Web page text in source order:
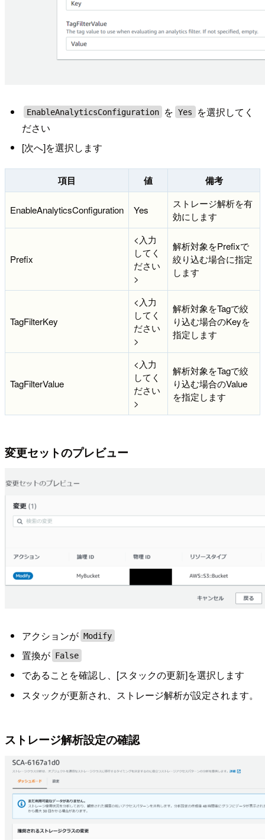
EnableAnalyticsConfiguration を Yes
を選択してく
ださい
[次へ]を選択します
項目 値 備考
EnableAnalyticsConfiguration Yes
ストレージ解析を有
効にします
Prefix
<入力
してく
ださい
>
解析対象をPrefixで
絞り込む場合に指定
します
TagFilterKey
<入力
してく
ださい
>
解析対象をTagで絞
り込む場合のKeyを
指定します
TagFilterValue
<入力
してく
ださい
>
解析対象をTagで絞
り込む場合のValue
を指定します
変更セットのプレビュー
アクションが Modify
置換が False
であることを確認し、[スタックの更新]を選択します
スタックが更新され、ストレージ解析が設定されます。
ストレージ解析設定の確認